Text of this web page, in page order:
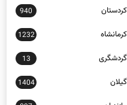
کرمانشاه 1232
گردشگری 13
گیلان 1404
مازندران 897